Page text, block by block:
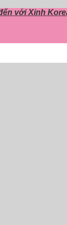
với Xinh